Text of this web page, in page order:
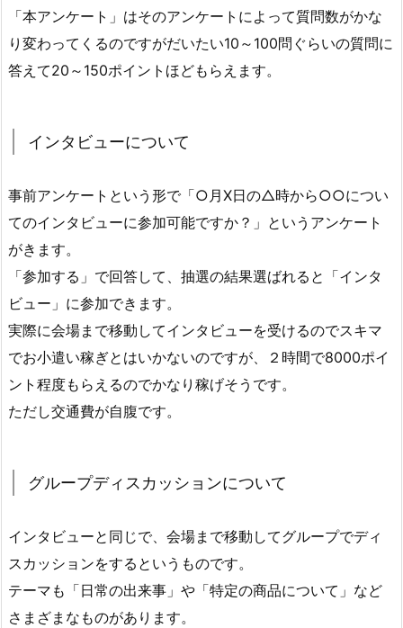
「本アンケート」はそのアンケートによって質問数がかな
り変わってくるのですがだいたい10～100問ぐらいの質問に
答えて20～150ポイントほどもらえます。
インタビューについて
事前アンケートという形で「○月X日の△時から○○につい
てのインタビューに参加可能ですか？」というアンケート
がきます。
「参加する」で回答して、抽選の結果選ばれると「インタ
ビュー」に参加できます。
実際に会場まで移動してインタビューを受けるのでスキマ
でお小遣い稼ぎとはいかないのですが、２時間で8000ポイ
ント程度もらえるのでかなり稼げそうです。
ただし交通費が自腹です。
グループディスカッションについて
インタビューと同じで、会場まで移動してグループでディ
スカッションをするというものです。
テーマも「日常の出来事」や「特定の商品について」など
さまざまなものがあります。